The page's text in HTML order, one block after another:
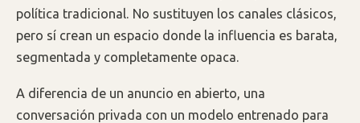
política tradicional. No sustituyen los canales clásicos,
pero sí crean un espacio donde la influencia es barata,
segmentada y completamente opaca.
A diferencia de un anuncio en abierto, una
conversación privada con un modelo entrenado para